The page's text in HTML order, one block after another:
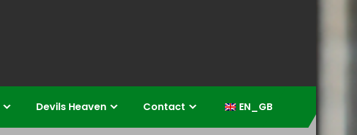
Devils Heaven Contact EN_GB